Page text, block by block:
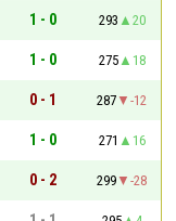
1 - 0 293
20
1 - 0 275
18
0 - 1 287
-12
1 - 0 271
16
0 - 2 299
-28